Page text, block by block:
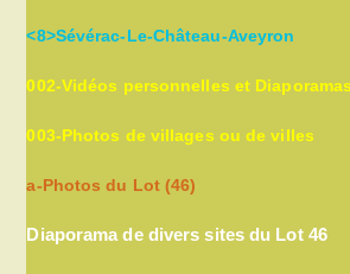
<8>Sévérac-Le-Château-Aveyron
002-Vidéos personnelles et Diaporamas
003-Photos de villages ou de villes
a-Photos du Lot (46)
Diaporama de divers sites du Lot 46